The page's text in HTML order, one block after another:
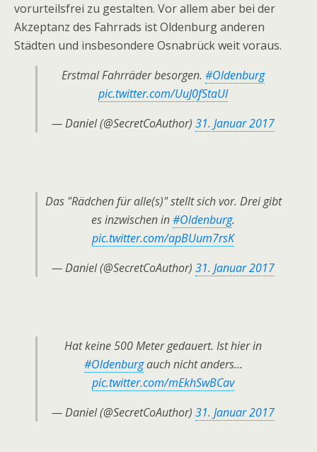
vorurteilsfrei zu gestalten. Vor allem aber bei der
Akzeptanz des Fahrrads ist Oldenburg anderen
Städten und insbesondere Osnabrück weit voraus.
Erstmal Fahrräder besorgen. #Oldenburg
pic.twitter.com/UuJ0fStaUl
— Daniel (@SecretCoAuthor) 31. Januar 2017
Das "Rädchen für alle(s)" stellt sich vor. Drei gibt
es inzwischen in#Oldenburg.
pic.twitter.com/apBUum7rsK
— Daniel (@SecretCoAuthor) 31. Januar 2017
Hat keine 500 Meter gedauert. Ist hier in
#Oldenburgauch nicht anders…
pic.twitter.com/mEkhSwBCav
— Daniel (@SecretCoAuthor) 31. Januar 2017